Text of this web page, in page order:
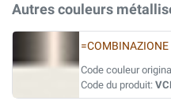
Autres couleurs
Code couleur
Code du produit: